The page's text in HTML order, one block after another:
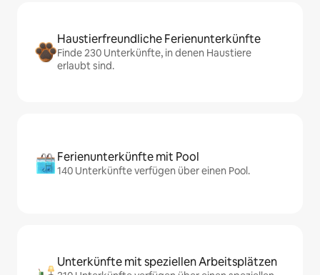
Haustierfreundliche Ferienunterkünfte
Finde 230 Unterkünfte, in denen Haustiere
erlaubt sind.
Ferienunterkünfte mit Pool
140 Unterkünfte verfügen über einen Pool.
Unterkünfte mit speziellen Arbeitsplätzen